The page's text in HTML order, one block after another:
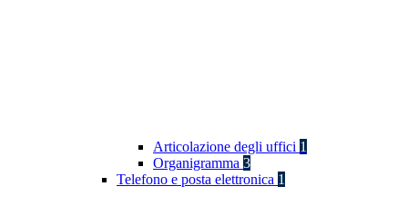
Articolazione degli uffici 1
Organigramma 3
Telefono e posta elettronica 1